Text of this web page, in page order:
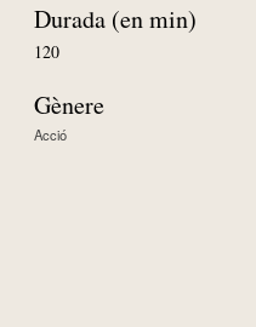
Durada (en min)
120
Gènere
Acció